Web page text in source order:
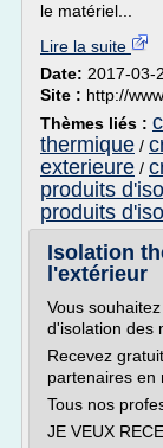
le matériel...
Lire la suite
Date: 2017-03-
Site : http://
Thèmes liés :
thermique /
exterieure /
produits
produits
Isolation
l'extérieur
Vous
d'isolation des
Recevez
partenaires en
Tous nos
JE VEUX